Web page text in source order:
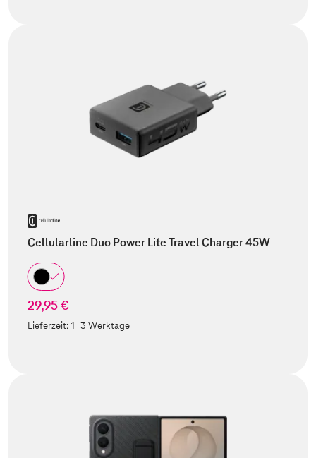
Cellularline Duo Power Lite Travel Charger 45W
29,95 €
Lieferzeit:1-3 Werktage